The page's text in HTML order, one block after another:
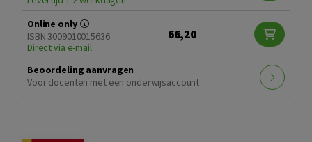
Online only
ISBN 3009010015636
Direct via e-mail
66,20
Beoordeling aanvragen
Voor docenten met een onderwijsaccount